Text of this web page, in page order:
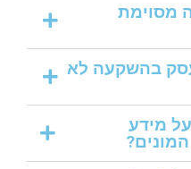
מסוימת
בהשקעה לא
מידע